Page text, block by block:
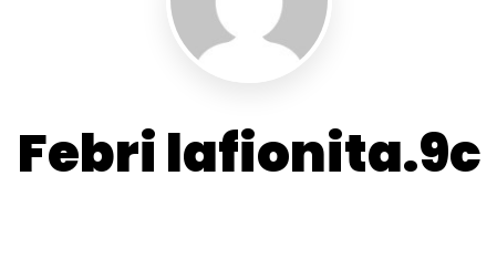
Febri lafionita.9c